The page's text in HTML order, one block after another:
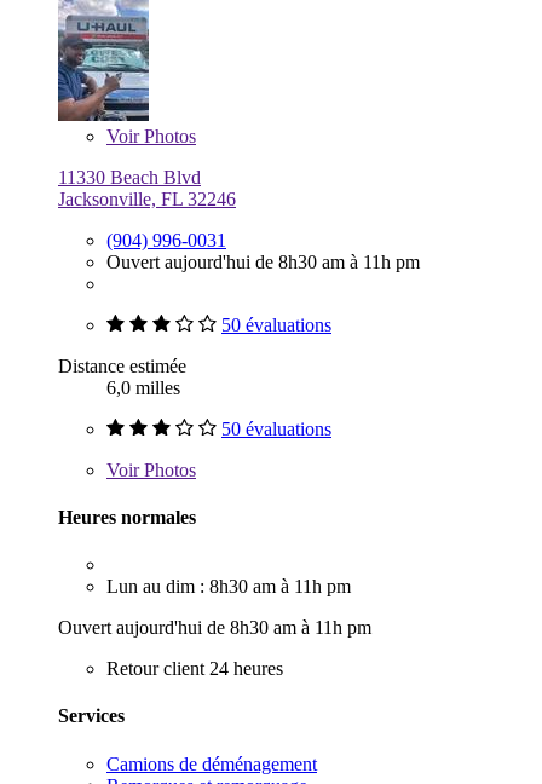
VoirPhotos
11330 Beach Blvd
Jacksonville, FL 32246
(904) 996-0031
Ouvert aujourd'hui de 8h30 am à 11h pm
50 évaluations
Distance estimée
6,0 milles
50 évaluations
VoirPhotos
Heures normales
Lun au dim : 8h30 am à 11h pm
Ouvert aujourd'hui de 8h30 am à 11h pm
Retour client 24 heures
Services
Camions de déménagement